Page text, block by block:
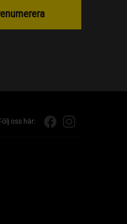
oss här: